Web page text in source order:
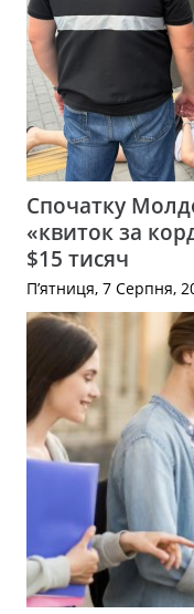
Спочатку
«квиток за
$15 тисяч
П’ятниця, 7 Серпня,